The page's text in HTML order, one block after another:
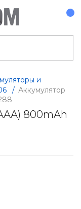
и
/ Аккумулятор
800mAh